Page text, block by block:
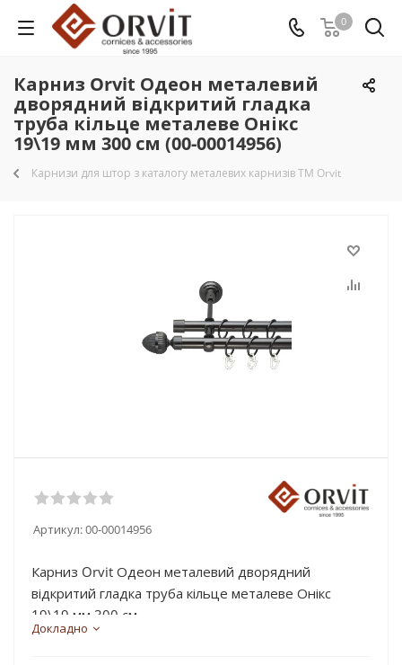
0
Карниз Orvit Одеон металевий
дворядний відкритий гладка
труба кільце металеве Онікс
19\19 мм 300 см (00-00014956)
Карнизи для штор з каталогу металевих карнизів TM Orvit
Артикул:00-00014956
Карниз Orvit Одеон металевий дворядний
відкритий гладка труба кільце металеве Онікс
19\19 мм 300 см...
Докладно